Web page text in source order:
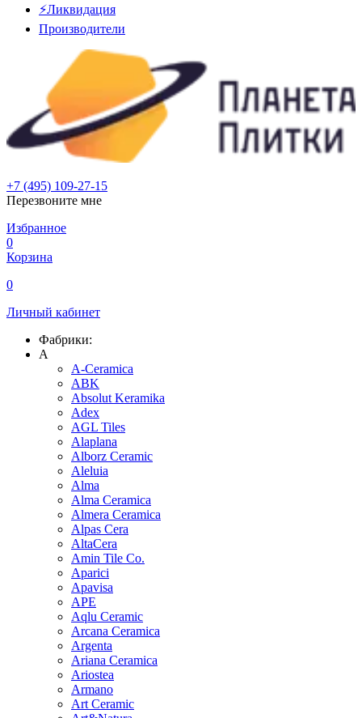
⚡Ликвидация
Производители
+7 (495) 109-27-15
Перезвоните мне
Избранное
0
Корзина
0
Личный кабинет
Фабрики:
A
A-Ceramica
ABK
Absolut Keramika
Adex
AGL Tiles
Alaplana
Alborz Ceramic
Aleluia
Alma
Alma Ceramica
Almera Ceramica
Alpas Cera
AltaCera
Amin Tile Co.
Aparici
Apavisa
APE
Aqlu Ceramic
Arcana Ceramica
Argenta
Ariana Ceramica
Ariostea
Armano
Art Ceramic